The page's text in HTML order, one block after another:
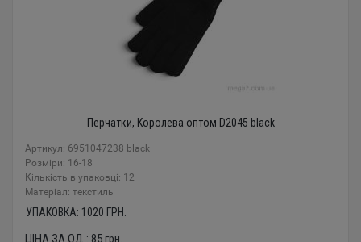
Перчатки, Королева оптом D2045 black
Артикул: 6951047238 black
Розміри: 16-18
Кількість в упаковці: 12
Mатеріал: текстиль
УПАКОВКА: 1020 ГРН.
ЦІНА ЗА ОД.: 85грн.